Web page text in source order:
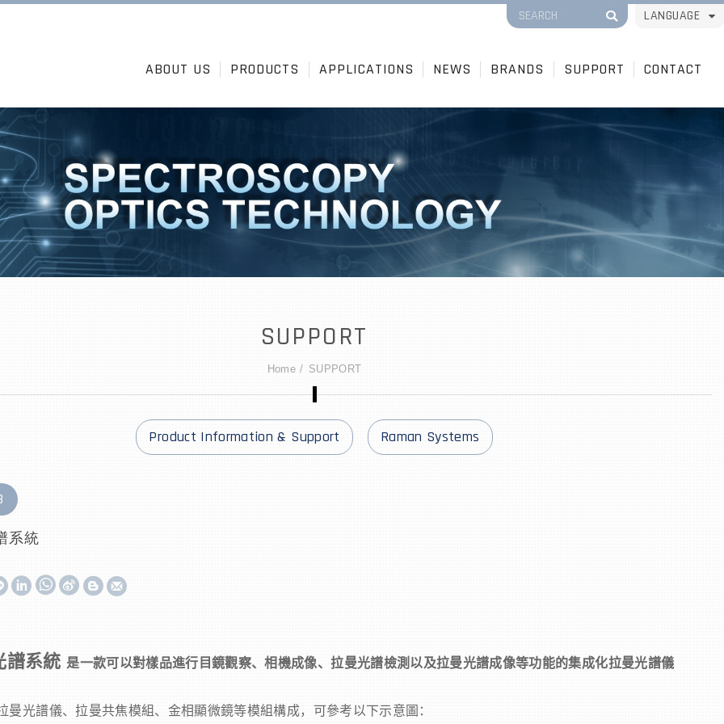
LANGUAGE
ABOUT US PRODUCTS APPLICATIONS NEWS BRANDS SUPPORT CONTACT
SUPPORT
Home SUPPORT
Product Information & Support Raman Systems
系統
a
s
n
W
譜系統 是一款可以對樣品進行目鏡觀察、相機成像、拉曼光譜檢測以及拉曼光譜成像等功能的集成化拉曼光譜儀
曼光譜儀、拉曼共焦模組、金相顯微鏡等模組構成，可參考以下示意圖：